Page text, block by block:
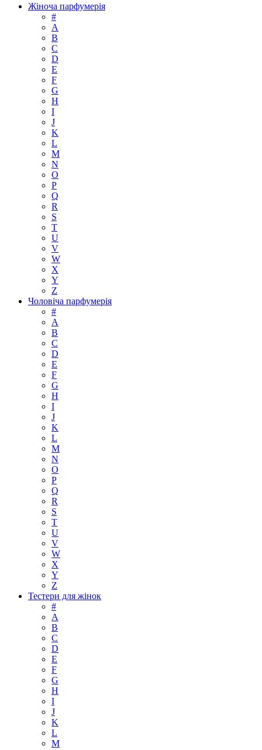
Жіноча парфумерія
#
А
B
C
D
E
F
G
H
I
J
K
L
M
N
O
P
Q
R
S
T
U
V
W
X
Y
Z
Чоловіча парфумерія
#
A
B
C
D
E
F
G
H
I
J
K
L
M
N
O
P
Q
R
S
T
U
V
W
X
Y
Z
Тестери для жінок
#
A
B
C
D
E
F
G
H
I
J
K
L
M